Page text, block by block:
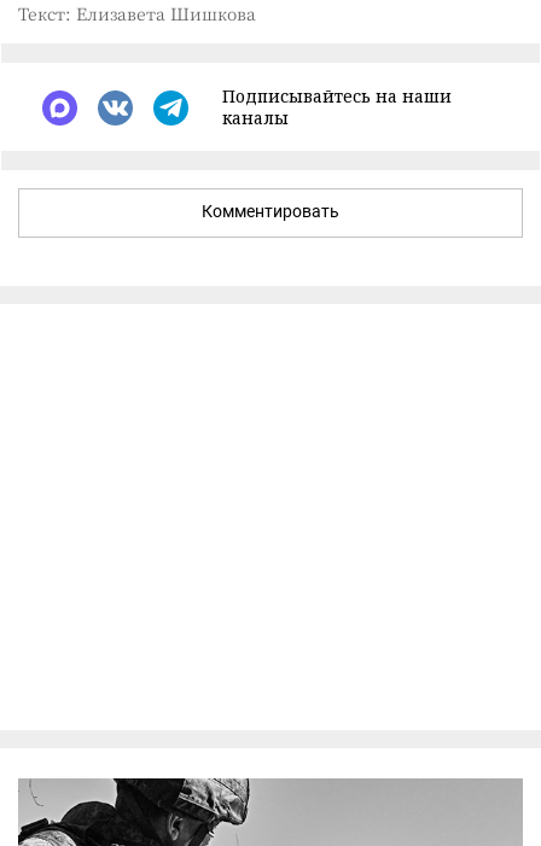
Текст: Елизавета Шишкова
Подписывайтесь на наши
каналы
Комментировать